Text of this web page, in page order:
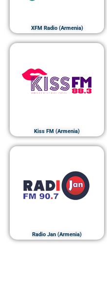
XFM Radio (Armenia)
Kiss FM (Armenia)
Radio Jan (Armenia)